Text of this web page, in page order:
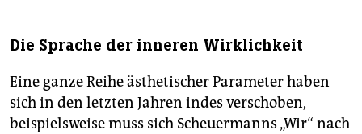
Die Sprache der inneren Wirklichkeit
Eine ganze Reihe ästhetischer Parameter haben
sich in den letzten Jahren indes verschoben,
beispielsweise muss sich Scheuermanns „Wir“ nach